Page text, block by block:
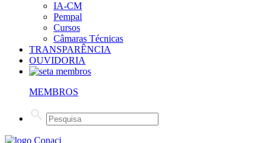
IA-CM
Pempal
Cursos
Câmaras Técnicas
TRANSPARÊNCIA
OUVIDORIA
MEMBROS